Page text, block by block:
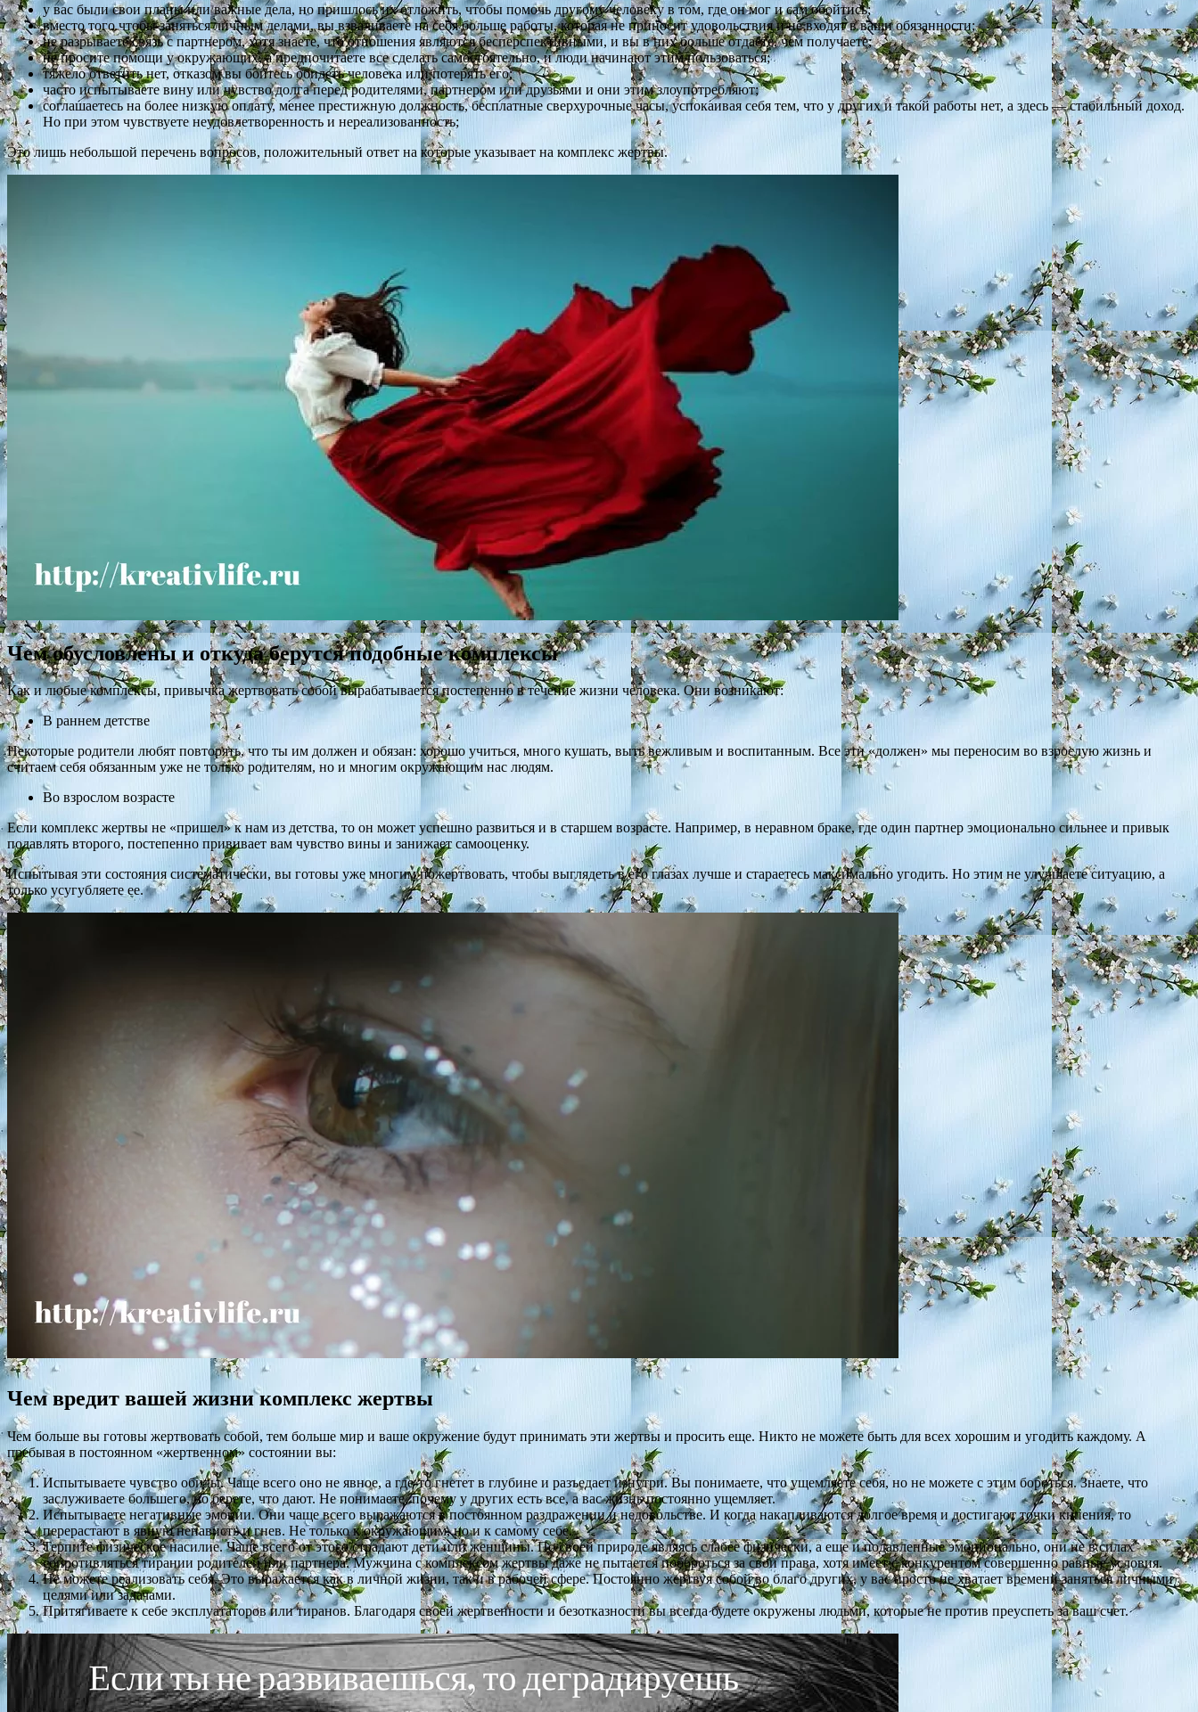
у вас были свои планы или важные дела, но пришлось их отложить, чтобы помочь другому человеку в том, где он мог и сам обойтись;
вместо того чтобы заняться личным делами, вы взваливаете на себя больше работы, которая не приносит удовольствия и не входят в ваши обязанности;
не разрываете связь с партнером, хотя знаете, что отношения являются бесперспективными, и вы в них больше отдаете, чем получаете;
не просите помощи у окружающих, а предпочитаете все сделать самостоятельно, и люди начинают этим пользоваться;
тяжело ответить нет, отказом вы боитесь обидеть человека или потерять его;
часто испытываете вину или чувство долга перед родителями, партнером или друзьями и они этим злоупотребляют;
соглашаетесь на более низкую оплату, менее престижную должность, бесплатные сверхурочные часы, успокаивая себя тем, что у других и такой работы нет, а здесь — стабильный доход.
Но при этом чувствуете неудовлетворенность и нереализованность;
Это лишь небольшой перечень вопросов, положительный ответ на которые указывает на комплекс жертвы.
Чем обусловлены и откуда берутся подобные комплексы
Как и любые комплексы, привычка жертвовать собой вырабатывается постепенно в течение жизни человека. Они возникают:
В раннем детстве
Некоторые родители любят повторять, что ты им должен и обязан: хорошо учиться, много кушать, выть вежливым и воспитанным. Все эти «должен» мы переносим во взрослую жизнь и
считаем себя обязанным уже не только родителям, но и многим окружающим нас людям.
Во взрослом возрасте
Если комплекс жертвы не «пришел» к нам из детства, то он может успешно развиться и в старшем возрасте. Например, в неравном браке, где один партнер эмоционально сильнее и привык
подавлять второго, постепенно прививает вам чувство вины и занижает самооценку.
Испытывая эти состояния систематически, вы готовы уже многим пожертвовать, чтобы выглядеть в его глазах лучше и стараетесь максимально угодить. Но этим не улучшаете ситуацию, а
только усугубляете ее.
Чем вредит вашей жизни комплекс жертвы
Чем больше вы готовы жертвовать собой, тем больше мир и ваше окружение будут принимать эти жертвы и просить еще. Никто не можете быть для всех хорошим и угодить каждому. А
пребывая в постоянном «жертвенном» состоянии вы:
Испытываете чувство обиды. Чаще всего оно не явное, а где-то гнетет в глубине и разъедает изнутри. Вы понимаете, что ущемляете себя, но не можете с этим бороться. Знаете, что
заслуживаете большего, но берете, что дают. Не понимаете, почему у других есть все, а вас жизнь постоянно ущемляет.
Испытываете негативные эмоции. Они чаще всего выражаются в постоянном раздражении и недовольстве. И когда накапливаются долгое время и достигают точки кипения, то
перерастают в явную ненависть и гнев. Не только к окружающим, но и к самому себе.
Терпите физическое насилие. Чаще всего от этого страдают дети или женщины. По своей природе являясь слабее физически, а еще и подавленные эмоционально, они не в силах
сопротивляться тирании родителей или партнера. Мужчина с комплексом жертвы даже не пытается побороться за свои права, хотя имеет с конкурентом совершенно равные условия.
Не можете реализовать себя. Это выражается как в личной жизни, так и в рабочей сфере. Постоянно жертвуя собой во благо других, у вас просто не хватает времени заняться личными
целями или задачами.
Притягиваете к себе эксплуататоров или тиранов. Благодаря своей жертвенности и безотказности вы всегда будете окружены людьми, которые не против преуспеть за ваш счет.